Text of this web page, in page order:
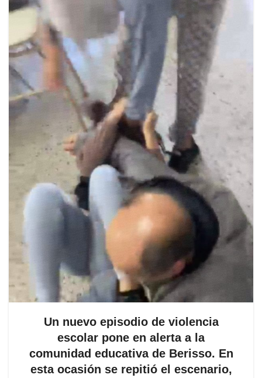
Un nuevo episodio de violencia
escolar pone en alerta a la
comunidad educativa de Berisso. En
esta ocasión se repitió el escenario,